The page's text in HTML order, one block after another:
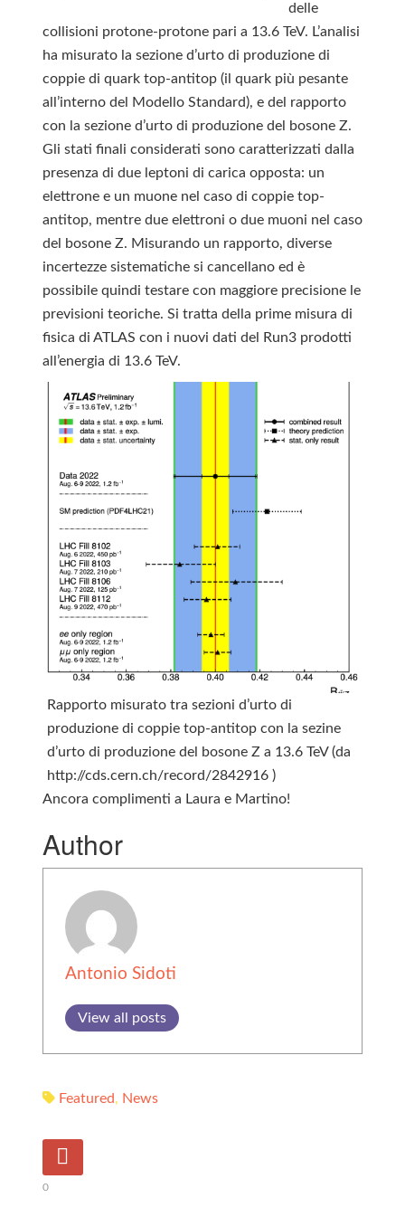
delle
collisioni protone-protone pari a 13.6 TeV. L’analisi
ha misurato la sezione d’urto di produzione di
coppie di quark top-antitop (il quark più pesante
all’interno del Modello Standard), e del rapporto
con la sezione d’urto di produzione del bosone Z.
Gli stati finali considerati sono caratterizzati dalla
presenza di due leptoni di carica opposta: un
elettrone e un muone nel caso di coppie top-
antitop, mentre due elettroni o due muoni nel caso
del bosone Z. Misurando un rapporto, diverse
incertezze sistematiche si cancellano ed è
possibile quindi testare con maggiore precisione le
previsioni teoriche. Si tratta della prime misura di
fisica di ATLAS con i nuovi dati del Run3 prodotti
all’energia di 13.6 TeV.
Rapporto misurato tra sezioni d’urto di
produzione di coppie top-antitop con la sezine
d’urto di produzione del bosone Z a 13.6 TeV (da
http://cds.cern.ch/record/2842916 )
Ancora complimenti a Laura e Martino!
Author
Antonio Sidoti
View all posts
Featured, News
0